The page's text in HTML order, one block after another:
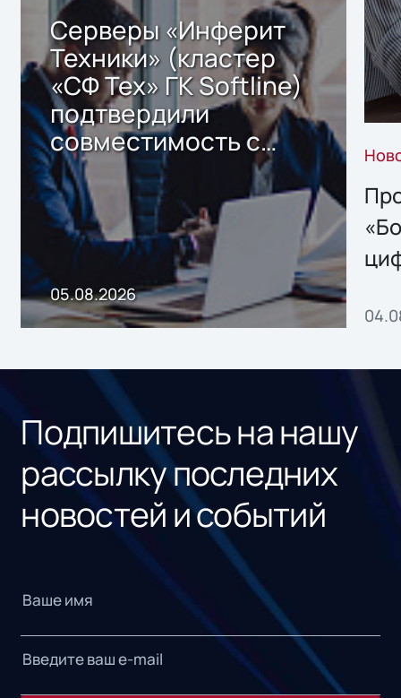
Серверы «Инферит
Техники» (кластер
«СФ Тех» ГК Softline)
подтвердили
совместимость с
решением Sharx
Storage 2.x для
хранения данных
05.08.2026
Подпишитесь на нашу
рассылку последних
новостей и событий